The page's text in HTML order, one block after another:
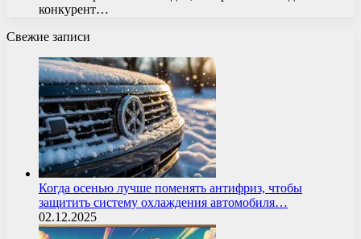
конкурент…
Свежие записи
Когда осенью лучше поменять антифриз, чтобы
защитить систему охлаждения автомобиля…
02.12.2025